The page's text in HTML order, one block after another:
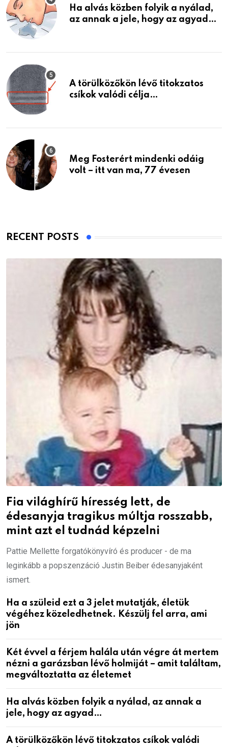
Ha alvás közben folyik a nyálad,
az annak a jele, hogy az agyad…
A törülközőkön lévő titokzatos
csíkok valódi célja…
Meg Fosterért mindenki odáig
volt – itt van ma, 77 évesen
RECENT POSTS
Fia világhírű híresség lett, de
édesanyja tragikus múltja rosszabb,
mint azt el tudnád képzelni
Pattie Mellette forgatókönyvíró és producer - de ma
leginkább a popszenzáció Justin Beiber édesanyjaként
ismert.
Ha a szüleid ezt a 3 jelet mutatják, életük
végéhez közeledhetnek. Készülj fel arra, ami
jön
Két évvel a férjem halála után végre át mertem
nézni a garázsban lévő holmiját – amit találtam,
megváltoztatta az életemet
Ha alvás közben folyik a nyálad, az annak a
jele, hogy az agyad…
A törülközőkön lévő titokzatos csíkok valódi